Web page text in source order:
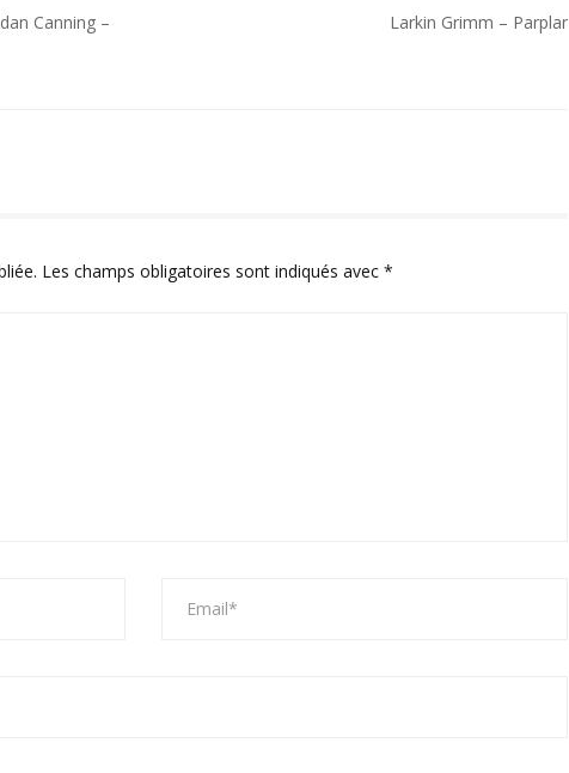
Canning –
Larkin Grimm – Parplar
Les champs obligatoires sont indiqués avec *